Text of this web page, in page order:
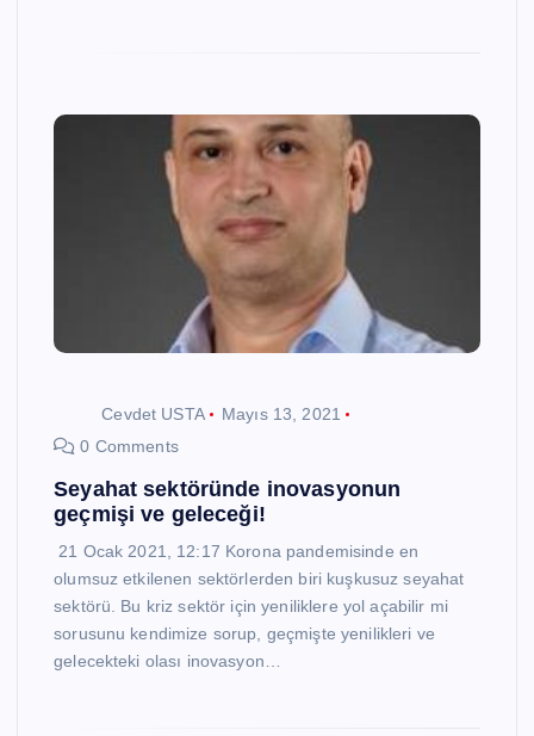
Cevdet USTA
Mayıs 13, 2021
0 Comments
Seyahat sektöründe inovasyonun
geçmişi ve geleceği!
21 Ocak 2021, 12:17 Korona pandemisinde en
olumsuz etkilenen sektörlerden biri kuşkusuz seyahat
sektörü. Bu kriz sektör için yeniliklere yol açabilir mi
sorusunu kendimize sorup, geçmişte yenilikleri ve
gelecekteki olası inovasyon…